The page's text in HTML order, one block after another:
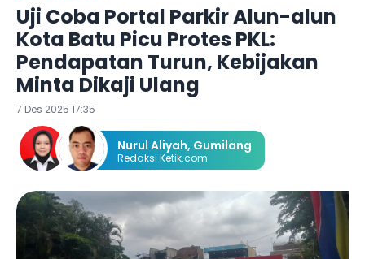
Uji Coba Portal Parkir Alun-alun
Kota Batu Picu Protes PKL:
Pendapatan Turun, Kebijakan
Minta Dikaji Ulang
7 Des 2025 17:35
Nurul Aliyah, Gumilang
Redaksi Ketik.com